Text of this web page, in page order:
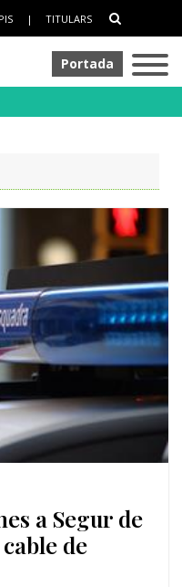
| TITULARS
Portada
a Segur de
de